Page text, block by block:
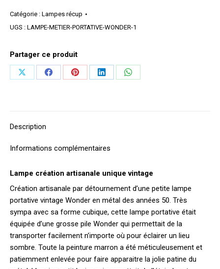
Catégorie : Lampes récup
UGS : LAMPE-METIER-PORTATIVE-WONDER-1
Partager ce produit
PartagerPartagerPartagerPartagerPartager
Description
Informations complémentaires
Lampe création artisanale unique vintage
Création artisanale par détournement d’une petite lampe
portative vintage Wonder en métal des années 50. Très
sympa avec sa forme cubique, cette lampe portative était
équipée d’une grosse pile Wonder qui permettait de la
transporter facilement n’importe où pour éclairer un lieu
sombre. Toute la peinture marron a été méticuleusement et
patiemment enlevée pour faire apparaitre la jolie patine du